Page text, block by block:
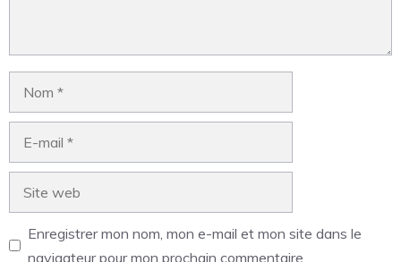
Enregistrer mon nom, mon e-mail et mon site dans le
navigateur pour mon prochain commentaire.